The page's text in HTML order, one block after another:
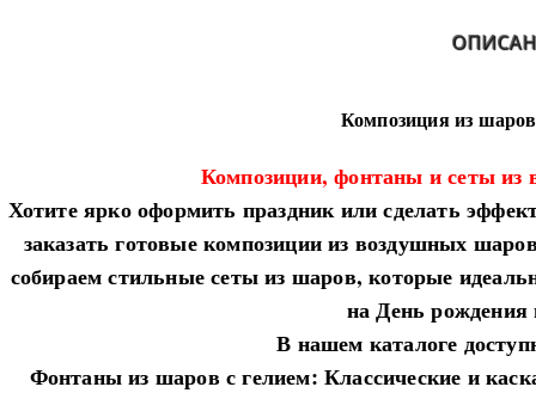
Композиция из шаров
Композиции, фонтаны и сеты
​Хотите ярко оформить праздник или сделать
заказать готовые композиции из воздушных
собираем стильные сеты из шаров, которые
на День рождения
​В нашем каталоге
​Фонтаны из шаров с гелием: Классические и